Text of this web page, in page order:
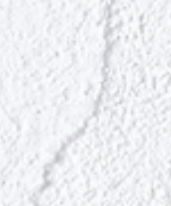
ポールシェリー ボディト
Цена
13 200 ¥